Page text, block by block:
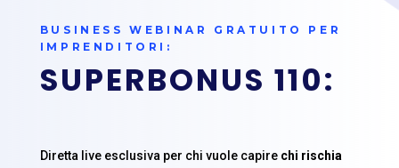
BUSINESS WEBINAR GRATUITO PER
IMPRENDITORI:
SUPERBONUS 110:
Diretta live esclusiva per chi vuole capire chi rischia